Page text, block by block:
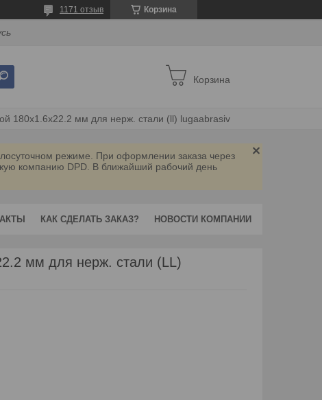
Корзина
1171 отзыв
Корзина
180х1.6x22.2 мм для нерж. стали (ll) lugaabrasiv
режиме. При оформлении заказа через
компанию DPD. В ближайший рабочий день
КАК СДЕЛАТЬ ЗАКАЗ? НОВОСТИ КОМПАНИИ
мм для нерж. стали (LL)